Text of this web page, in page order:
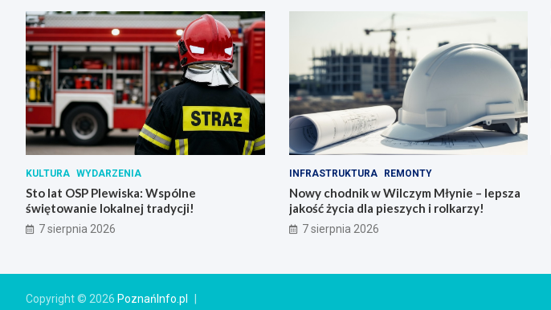
KULTURA WYDARZENIA
Sto lat OSP Plewiska: Wspólne
świętowanie lokalnej tradycji!
7 sierpnia 2026
INFRASTRUKTURA REMONTY
Nowy chodnik w Wilczym Młynie – lepsza
jakość życia dla pieszych i rolkarzy!
7 sierpnia 2026
Copyright © 2026 PoznańInfo.pl